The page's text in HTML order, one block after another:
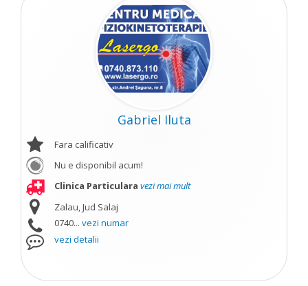
Gabriel Iluta
Fara calificativ
Nu e disponibil acum!
Clinica Particulara vezi mai mult
Zalau, Jud Salaj
0740... vezi numar
vezi detalii